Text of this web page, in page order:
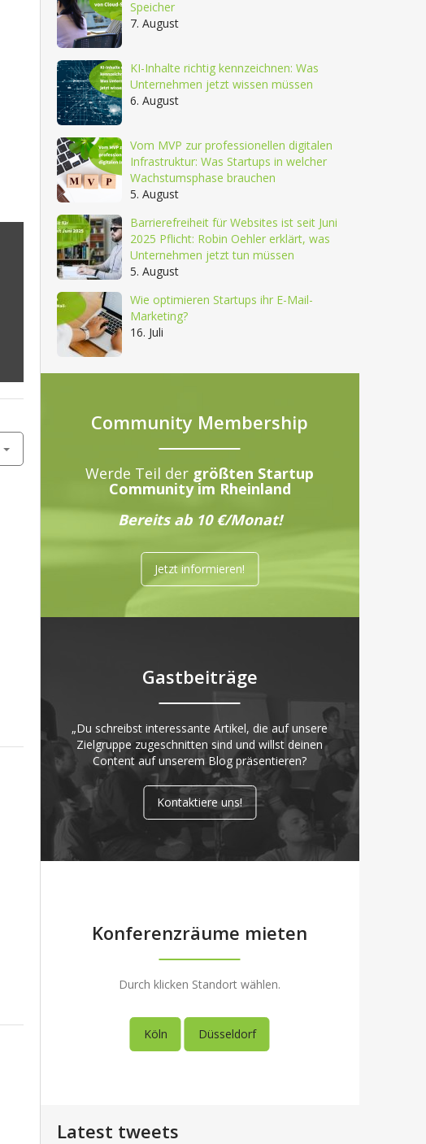
Speicher
7. August
KI-Inhalte richtig kennzeichnen: Was
Unternehmen jetzt wissen müssen
6. August
Vom MVP zur professionellen digitalen
Infrastruktur: Was Startups in welcher
Wachstumsphase brauchen
5. August
Barrierefreiheit für Websites ist seit Juni
2025 Pflicht: Robin Oehler erklärt, was
Unternehmen jetzt tun müssen
5. August
Wie optimieren Startups ihr E-Mail-
Marketing?
16. Juli
Community Membership
Werde Teil der größten Startup
Community im Rheinland
Bereits ab 10 €/Monat!
Jetzt informieren!
Gastbeiträge
„Du schreibst interessante Artikel, die auf unsere
Zielgruppe zugeschnitten sind und willst deinen
Content auf unserem Blog präsentieren?
Kontaktiere uns!
Konferenzräume mieten
Durch klicken Standort wählen.
Köln Düsseldorf
Latest tweets